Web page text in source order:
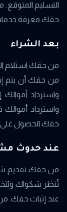
التسليم
حقك معرفة
بعد الشراء
من حقك أن يتم
حقك الحصول على
عند حدوث
من حقك تقديم
تُنظر شكواك
عند إثبات حقك.